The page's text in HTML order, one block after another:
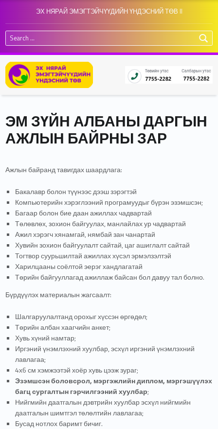
ЭХ НЯРАЙ ЭМЭГТЭЙЧҮҮДИЙН ҮНДЭСНИЙ ТӨВ II
Search for:
ЭМ ЗҮЙН АЛБАНЫ ДАРГЫН
АЖЛЫН БАЙРНЫ ЗАР
Ажлын байранд тавигдах шаардлага:
Бакалавр болон түүнээс дээш зэрэгтэй
Компьютерийн хэрэглээний програмуудыг бүрэн эзэмшсэн;
Багаар болон бие даан ажиллах чадвартай
Төлөвлөх, зохион байгуулах, манлайлах ур чадвартай
Ажил хэрэгч хянамгай, нямбай зан чанартай
Хувийн зохион байгуулалт сайтай, цаг ашиглалт сайтай
Тогтвор суурьшилтай ажиллах хүсэл эрмэлзэлтэй
Харилцааны соёлтой эерэг хандлагатай
Төрийн байгууллагад ажиллаж байсан бол давуу тал болно.
Бүрдүүлэх материалын жагсаалт:
Шалгаруулалтанд орохыг хүссэн өргөдөл;
Төрийн албан хаагчийн анкет;
Хувь хүний намтар;
Иргэний үнэмлэхний хуулбар, эсхүл иргэний үнэмлэхний
лавлагаа;
4х6 см хэмжээтэй хоёр хувь цээж зураг;
Эзэмшсэн боловсрол, мэргэжлийн диплом, мэргэшүүлэх
багц сургалтын гэрчилгээний хуулбар;
Нийгмийн даатгалын дэвтрийн хуулбар эсхүл нийгмийн
даатгалын шимтгэл төлөлтийн лавлагаа;
Бусад нотлох баримт бичиг.